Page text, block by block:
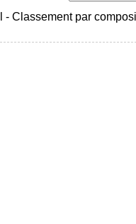
- Classement par